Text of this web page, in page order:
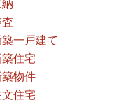
一戸建て
住宅
物件
住宅